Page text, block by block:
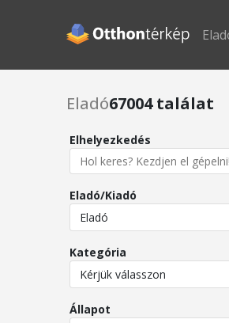
Eladó67004 találat
Elhelyezkedés
Eladó/Kiadó
Kategória
Állapot